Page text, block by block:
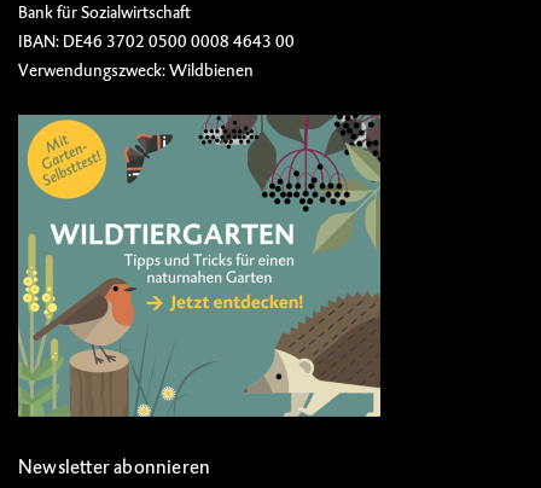
Bank für Sozialwirtschaft
IBAN: DE46 3702 0500 0008 4643 00
Verwendungszweck: Wildbienen
Newsletter abonnieren